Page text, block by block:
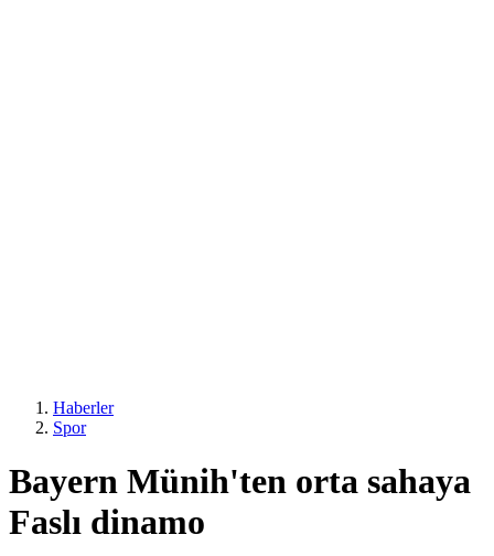
Haberler
Spor
Bayern Münih'ten orta sahaya
Faslı dinamo